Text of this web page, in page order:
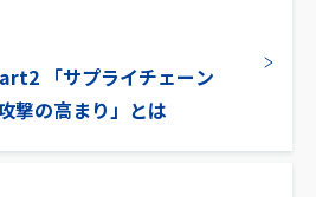
「サプライチェーン
撃の高まり」とは